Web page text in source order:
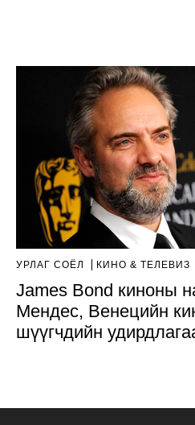
УРЛАГ СОЁЛ КИНО & ТЕЛЕВИЗ
James Bond киноны
Мендес, Венецийн
шүүгчдийн